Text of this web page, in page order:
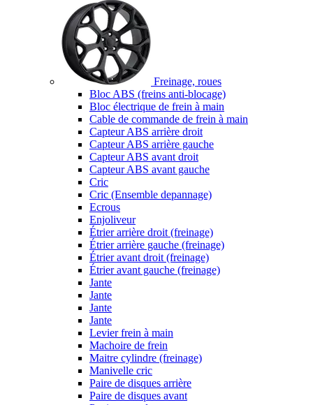
Freinage, roues
Bloc ABS (freins anti-blocage)
Bloc électrique de frein à main
Cable de commande de frein à main
Capteur ABS arrière droit
Capteur ABS arrière gauche
Capteur ABS avant droit
Capteur ABS avant gauche
Cric
Cric (Ensemble depannage)
Ecrous
Enjoliveur
Étrier arrière droit (freinage)
Étrier arrière gauche (freinage)
Étrier avant droit (freinage)
Étrier avant gauche (freinage)
Jante
Jante
Jante
Jante
Levier frein à main
Machoire de frein
Maitre cylindre (freinage)
Manivelle cric
Paire de disques arrière
Paire de disques avant